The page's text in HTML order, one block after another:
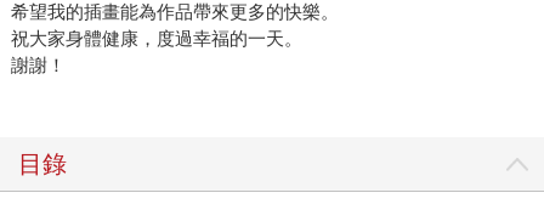
希望我的插畫能為作品帶來更多的快樂。
祝大家身體健康，度過幸福的一天。
謝謝！
目錄